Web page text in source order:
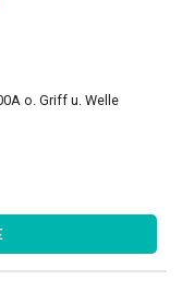
o. Griff u. Welle